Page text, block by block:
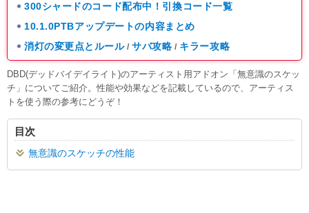
300シャードのコード配布中！引換コード一覧
10.1.0PTBアップデートの内容まとめ
消灯の変更点とルール / サバ攻略 / キラー攻略
DBD(デッドバイデイライト)のアーティスト用アドオン「無意識のスケッ
チ」についてご紹介。性能や効果などを記載しているので、アーティス
トを使う際の参考にどうぞ！
目次
無意識のスケッチの性能